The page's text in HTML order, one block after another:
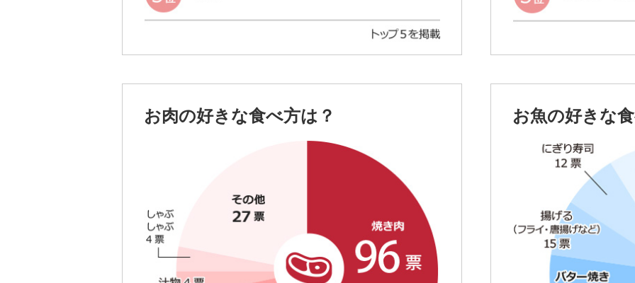
お肉の好きな食べ方は？ お魚の好きな